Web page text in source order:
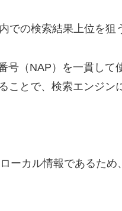
での検索結果上位を狙
号（NAP）を一貫し
ことで、検索エンジン
ーカル情報であるた